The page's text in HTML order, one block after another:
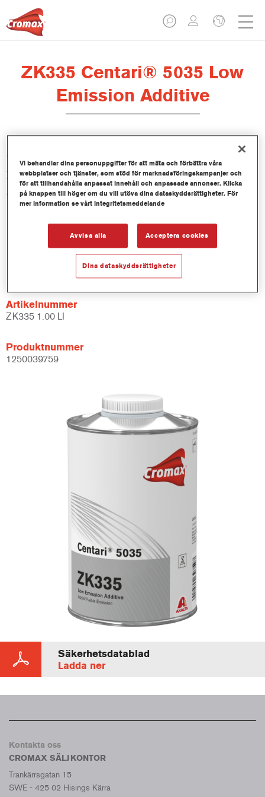
ZK335 Centari® 5035 Low
Emission Additive
Centari 5035 Low Emission Additive ZK335 är framtagen för
att användas tillsammans Centari 5035 Low Emission 2K
Topcoat, vårt VOC-godkända, high-solid lacksystem med hög
täckförmåga för enstegsapplicering.
Produktfunktioner
Artikelnummer
ZK335 1.00 LI
Produktnummer
1250039759
Säkerhetsdatablad
Ladda ner
Kontakta oss
CROMAX SÄLJKONTOR
Trankärrsgatan 15
SWE - 425 02 Hisings Kärra
Vi behandlar dina personuppgifter för att mäta och förbättra våra
webbplatser och tjänster, som stöd för marknadsföringskampanjer och
för att tillhandahålla anpassat innehåll och anpassade annonser. Klicka
på knappen till höger om du vill utöva dina dataskyddsrättigheter. För
mer information se vårt integritetsmeddelande
Avvisa alla Acceptera cookies
Dina dataskyddsrättigheter